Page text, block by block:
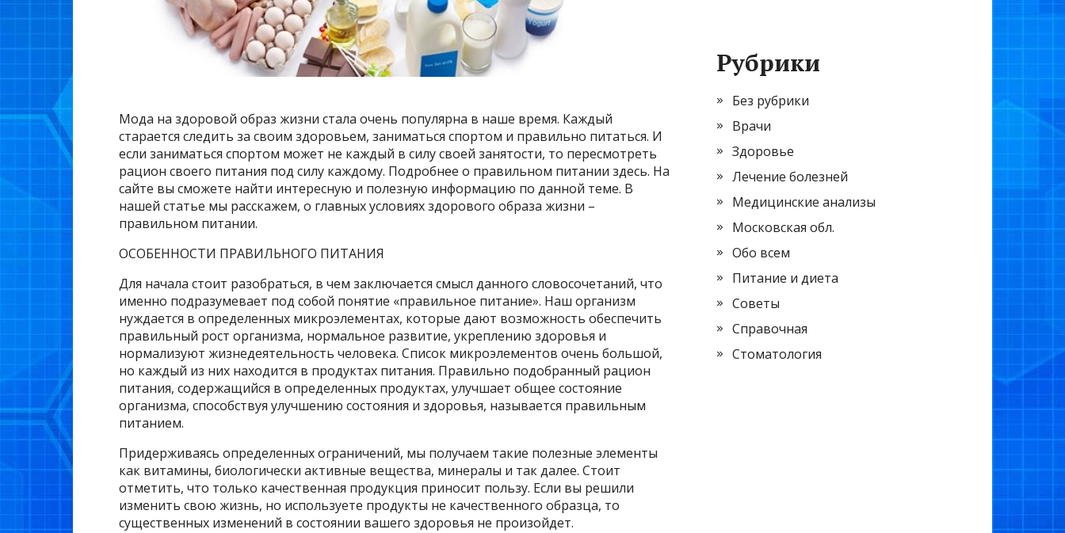
Мода на здоровой образ жизни стала очень популярна в наше время. Каждый
старается следить за своим здоровьем, заниматься спортом и правильно питаться. И
если заниматься спортом может не каждый в силу своей занятости, то пересмотреть
рацион своего питания под силу каждому. Подробнее о правильном питании здесь. На
сайте вы сможете найти интересную и полезную информацию по данной теме. В
нашей статье мы расскажем, о главных условиях здорового образа жизни –
правильном питании.
ОСОБЕННОСТИ ПРАВИЛЬНОГО ПИТАНИЯ
Для начала стоит разобраться, в чем заключается смысл данного словосочетаний, что
именно подразумевает под собой понятие «правильное питание». Наш организм
нуждается в определенных микроэлементах, которые дают возможность обеспечить
правильный рост организма, нормальное развитие, укреплению здоровья и
нормализуют жизнедеятельность человека. Список микроэлементов очень большой,
но каждый из них находится в продуктах питания. Правильно подобранный рацион
питания, содержащийся в определенных продуктах, улучшает общее состояние
организма, способствуя улучшению состояния и здоровья, называется правильным
питанием.
Придерживаясь определенных ограничений, мы получаем такие полезные элементы
как витамины, биологически активные вещества, минералы и так далее. Стоит
отметить, что только качественная продукция приносит пользу. Если вы решили
изменить свою жизнь, но используете продукты не качественного образца, то
существенных изменений в состоянии вашего здоровья не произойдет.
Рубрики
Без рубрики
Врачи
Здоровье
Лечение болезней
Медицинские анализы
Московская обл.
Обо всем
Питание и диета
Советы
Справочная
Стоматология